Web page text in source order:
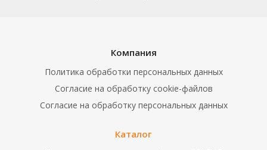
Компания
Политика обработки персональных данных
Согласие на обработку cookie-файлов
Согласие на обработку персональных данных
Каталог